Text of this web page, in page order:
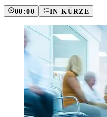
00:00 IN KÜRZE